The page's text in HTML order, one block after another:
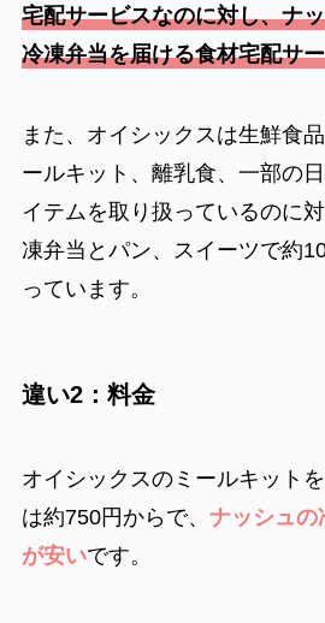
宅配サービスなのに対し、ナ
冷凍弁当を届ける食材宅配サ
また、オイシックスは生鮮食
ールキット、離乳食、一部の
イテムを取り扱っているのに
凍弁当とパン、スイーツで約
っています。
違い2：料金
オイシックスのミールキット
は約750円からで、 ナッシュの
が安いです。